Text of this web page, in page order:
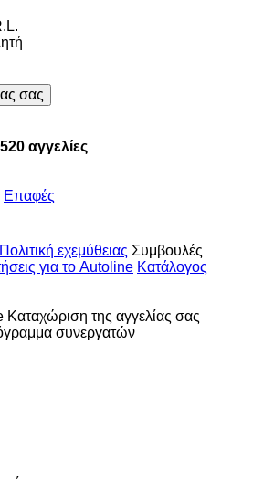
σας
520 αγγελίες
Επαφές
Πολιτική εχεμύθειας Συμβουλές
για το Autoline Κατάλογος
Καταχώριση της αγγελίας σας
συνεργατών